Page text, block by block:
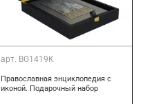
арт. BG1419K
Православная энциклопедия с
иконой. Подарочный набор